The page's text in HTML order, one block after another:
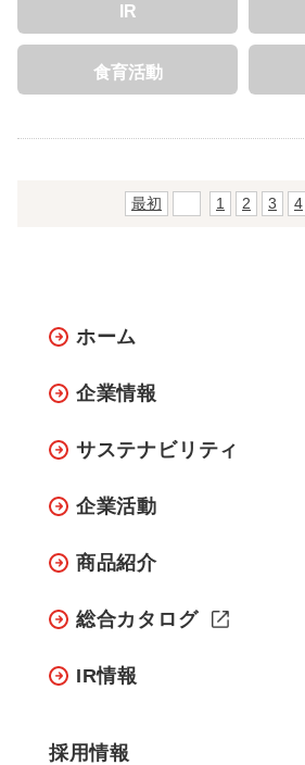
IR
食育活動
最初 1 2 3 4
ホーム
企業情報
サステナビリティ
企業活動
商品紹介
総合カタログ
IR情報
採用情報